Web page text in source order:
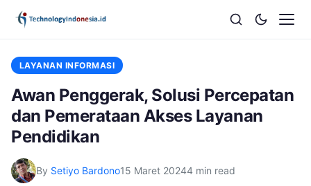
LAYANAN INFORMASI
Awan Penggerak, Solusi Percepatan
dan Pemerataan Akses Layanan
Pendidikan
By Setiyo Bardono15 Maret 20244 min read